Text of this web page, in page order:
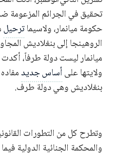
تحقيق في الجرائم المزعومة ضد
حكومة ميانمار، ولاسيماترحيل
ميانمار ليست دولة طرفاً، أكدت
ولايتها علىأساس جديد
بنغلاديش وهي دولة طرف.
وتطرح كل من التطورات
والمحكمة الجنائية الدولية